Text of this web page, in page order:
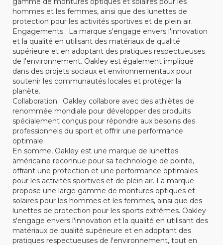
hommes et les femmes, ainsi que des lunettes de
protection pour les activités sportives et de plein air.
Engagements : La marque s'engage envers l'innovation
et la qualité en utilisant des matériaux de qualité
supérieure et en adoptant des pratiques respectueuses
de l'environnement. Oakley est également impliqué
dans des projets sociaux et environnementaux pour
soutenir les communautés locales et protéger la
planète.
Collaboration : Oakley collabore avec des athlètes de
renommée mondiale pour développer des produits
spécialement conçus pour répondre aux besoins des
professionnels du sport et offrir une performance
optimale.
En somme, Oakley est une marque de lunettes
américaine reconnue pour sa technologie de pointe,
offrant une protection et une performance optimales
pour les activités sportives et de plein air. La marque
propose une large gamme de montures optiques et
solaires pour les hommes et les femmes, ainsi que des
lunettes de protection pour les sports extrêmes. Oakley
s'engage envers l'innovation et la qualité en utilisant des
matériaux de qualité supérieure et en adoptant des
pratiques respectueuses de l'environnement, tout en